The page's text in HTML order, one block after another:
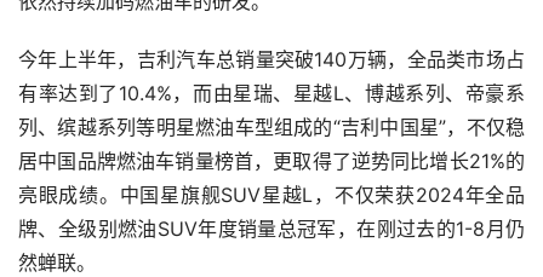
今年上半年，吉利汽车总销量突破140万辆，全品类市场占
有率达到了10.4%，而由星瑞、星越L、博越系列、帝豪系
列、缤越系列等明星燃油车型组成的“吉利中国星”，不仅稳
居中国品牌燃油车销量榜首，更取得了逆势同比增长21%的
亮眼成绩。中国星旗舰SUV星越L，不仅荣获2024年全品
牌、全级别燃油SUV年度销量总冠军，在刚过去的1-8月仍
然蝉联。